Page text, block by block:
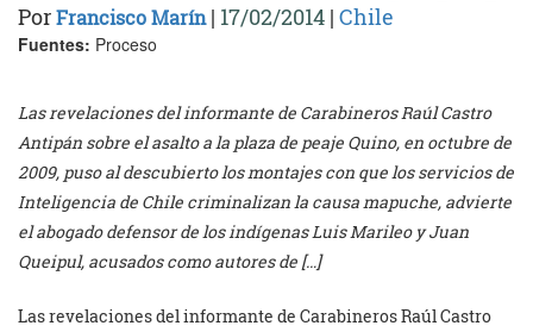
PorFrancisco Marín| 17/02/2014 | Chile
Fuentes: Proceso
Las revelaciones del informante de Carabineros Raúl Castro
Antipán sobre el asalto a la plaza de peaje Quino, en octubre de
2009, puso al descubierto los montajes con que los servicios de
Inteligencia de Chile criminalizan la causa mapuche, advierte
el abogado defensor de los indígenas Luis Marileo y Juan
Queipul, acusados como autores de […]
Las revelaciones del informante de Carabineros Raúl Castro